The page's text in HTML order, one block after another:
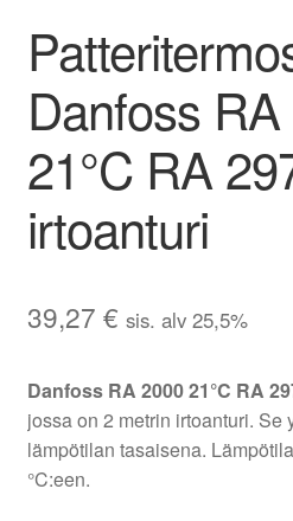
Danfoss
21°C RA
irtoanturi
39,27 € sis. alv 25,5%
Danfoss RA 2000 21°C RA
jossa on 2 metrin irtoanturi. Se
lämpötilan tasaisena.
°C:een.